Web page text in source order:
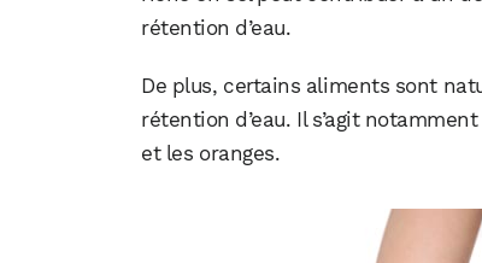
rétention d’eau.
De plus, certains aliments sont
rétention d’eau. Il s’agit
et les oranges.